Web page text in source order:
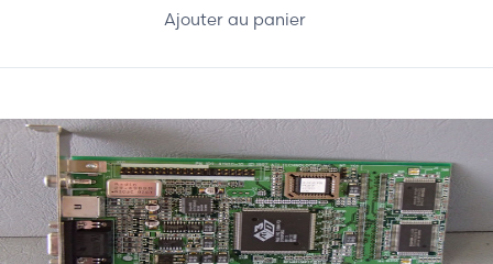
Ajouter au panier